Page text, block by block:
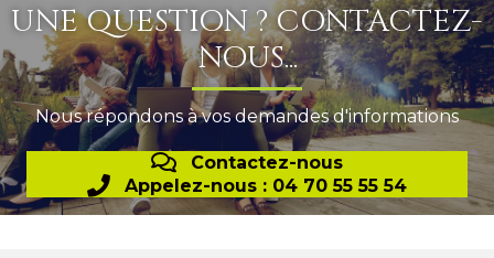
UNE QUESTION ? CONTACTEZ-
NOUS...
Nous répondons à vos demandes d'informations
Contactez-nous
Appelez-nous : 04 70 55 55 54